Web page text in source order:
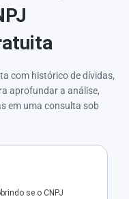
com histórico de dívidas,
aprofundar a análise,
em uma consulta sob
se o CNPJ